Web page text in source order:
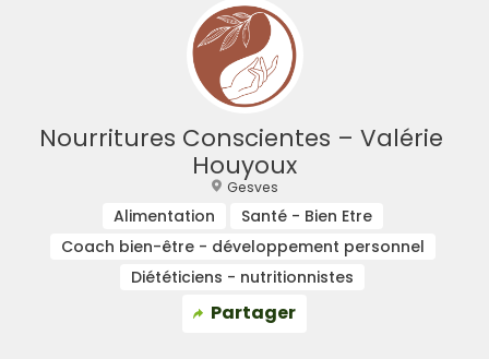
Nourritures Conscientes – Valérie
Houyoux
Gesves
Alimentation
Santé - Bien Etre
Coach bien-être - développement personnel
Diététiciens - nutritionnistes
Partager